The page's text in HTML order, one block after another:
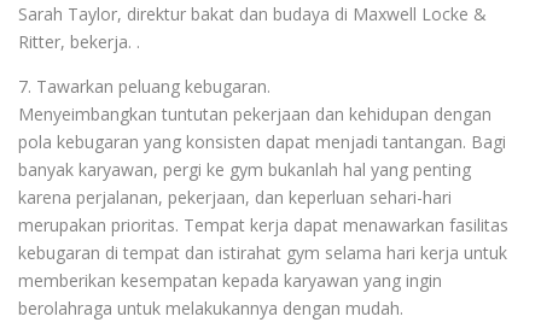
Sarah Taylor, direktur bakat dan budaya di Maxwell Locke &
Ritter, bekerja. .
7. Tawarkan peluang kebugaran.
Menyeimbangkan tuntutan pekerjaan dan kehidupan dengan
pola kebugaran yang konsisten dapat menjadi tantangan. Bagi
banyak karyawan, pergi ke gym bukanlah hal yang penting
karena perjalanan, pekerjaan, dan keperluan sehari-hari
merupakan prioritas. Tempat kerja dapat menawarkan fasilitas
kebugaran di tempat dan istirahat gym selama hari kerja untuk
memberikan kesempatan kepada karyawan yang ingin
berolahraga untuk melakukannya dengan mudah.